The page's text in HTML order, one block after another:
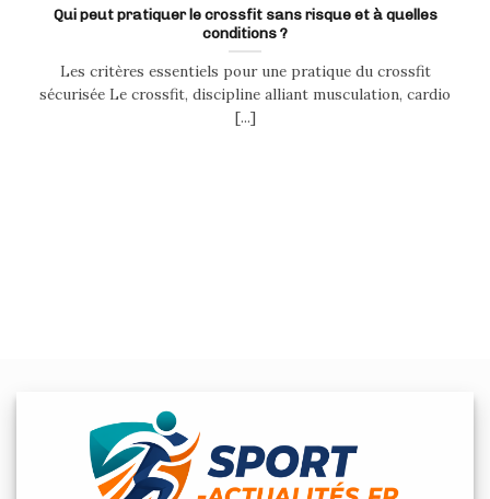
Qui peut pratiquer le crossfit sans risque et à quelles
conditions ?
Les critères essentiels pour une pratique du crossfit
sécurisée Le crossfit, discipline alliant musculation, cardio
[...]